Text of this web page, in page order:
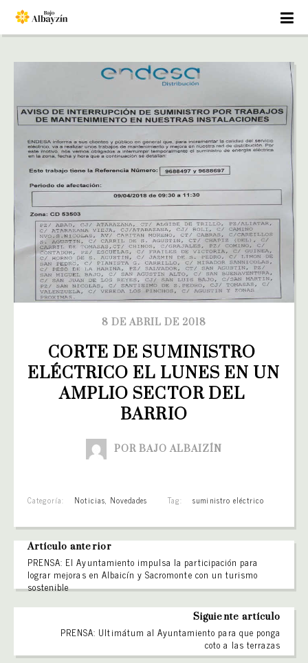
8 DE ABRIL DE 2018
CORTE DE SUMINISTRO
ELÉCTRICO EL LUNES EN UN
AMPLIO SECTOR DEL
BARRIO
POR BAJO ALBAIZÍN
Categoría: Noticias, Novedades Tag: suministro eléctrico
Artículo anterior
PRENSA: El Ayuntamiento impulsa la participación para
lograr mejoras en Albaicín y Sacromonte con un turismo
sostenible
Siguiente artículo
PRENSA: Ultimátum al Ayuntamiento para que ponga
coto a las terrazas